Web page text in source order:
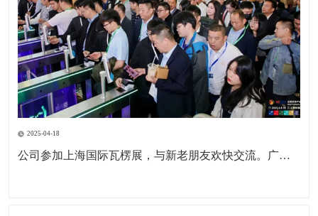
2025-04-18
公司参加上海国际瓦楞展，与新老朋友欢快交流。广东包协纸委会领导亲临现场参观。本次展会为公司深耕国内市场，拓展海外市场，更前进了一步。